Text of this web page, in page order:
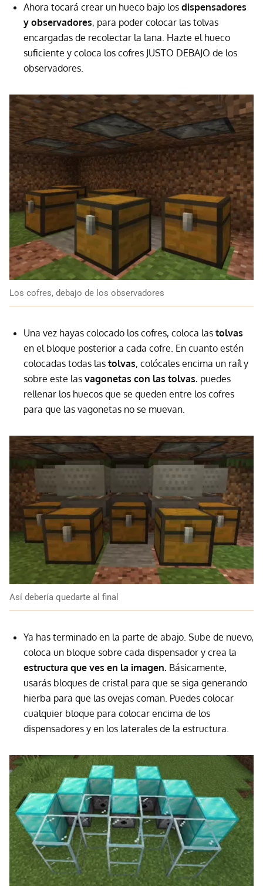
Ahora tocará crear un hueco bajo los dispensadores
y observadores, para poder colocar las tolvas
encargadas de recolectar la lana. Hazte el hueco
suficiente y coloca los cofres JUSTO DEBAJO de los
observadores.
Los cofres, debajo de los observadores
Una vez hayas colocado los cofres, coloca las tolvas
en el bloque posterior a cada cofre. En cuanto estén
colocadas todas las tolvas, colócales encima un raíl y
sobre este las vagonetas con las tolvas. puedes
rellenar los huecos que se queden entre los cofres
para que las vagonetas no se muevan.
Así debería quedarte al final
Ya has terminado en la parte de abajo. Sube de nuevo,
coloca un bloque sobre cada dispensador y crea la
estructura que ves en la imagen. Básicamente,
usarás bloques de cristal para que se siga generando
hierba para que las ovejas coman. Puedes colocar
cualquier bloque para colocar encima de los
dispensadores y en los laterales de la estructura.